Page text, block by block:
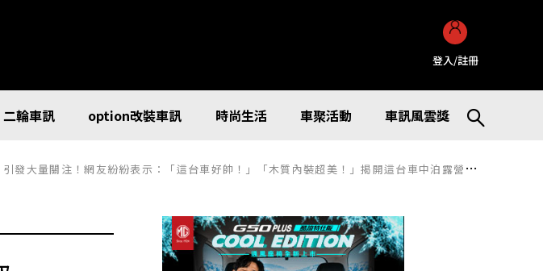
登入/註冊
二輪車訊 option改裝車訊 時尚生活 車聚活動 車訊風雲獎
量關注！網友紛紛表示：「這台車好帥！」「木質內裝超美！」揭開這台車中泊露營車的真面目